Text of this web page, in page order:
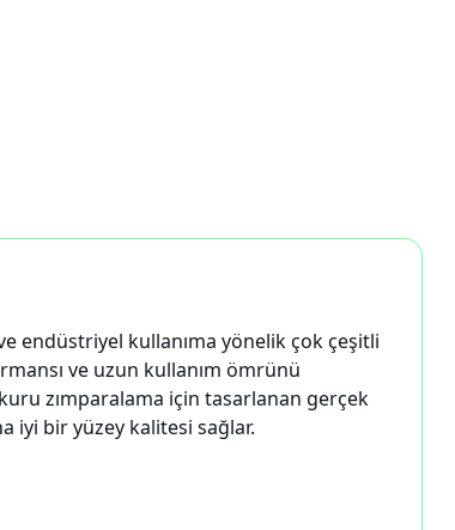
endüstriyel kullanıma yönelik çok çeşitli
ve uzun kullanım ömrünü
zımparalama için tasarlanan gerçek
iyi bir yüzey kalitesi sağlar.